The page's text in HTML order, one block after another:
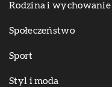
Rodzina i wychowanie
Społeczeństwo
Sport
Styl i moda